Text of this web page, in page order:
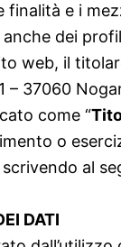
finalità e i
dei
web, il
– 37060
come “
o
al
DATI